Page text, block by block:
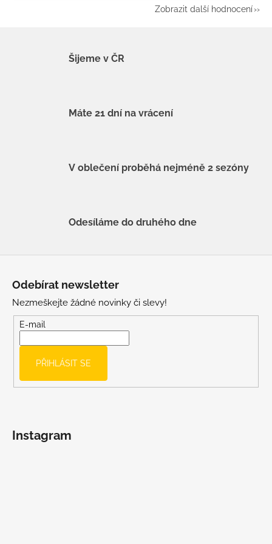
Zobrazit další hodnocení
Šijeme v ČR
Máte 21 dní na vrácení
V oblečení proběhá nejméně 2 sezóny
Odesíláme do druhého dne
Odebírat newsletter
Nezmeškejte žádné novinky či slevy!
E-mail
PŘIHLÁSIT SE
Instagram